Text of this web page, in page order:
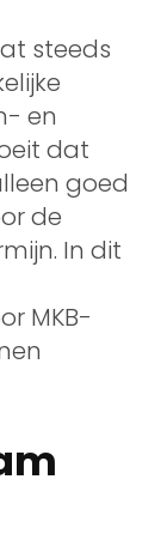
steeds
en
dat
goed
de
In dit
MKB-